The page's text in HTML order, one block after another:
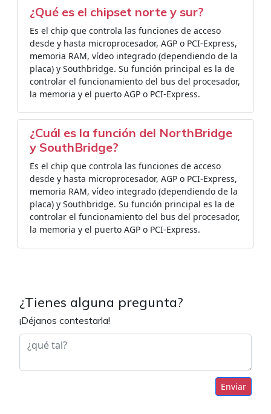
¿Qué es el chipset norte y sur?
Es el chip que controla las funciones de acceso
desde y hasta microprocesador, AGP o PCI-Express,
memoria RAM, vídeo integrado (dependiendo de la
placa) y Southbridge. Su función principal es la de
controlar el funcionamiento del bus del procesador,
la memoria y el puerto AGP o PCI-Express.
¿Cuál es la función del NorthBridge
y SouthBridge?
Es el chip que controla las funciones de acceso
desde y hasta microprocesador, AGP o PCI-Express,
memoria RAM, vídeo integrado (dependiendo de la
placa) y Southbridge. Su función principal es la de
controlar el funcionamiento del bus del procesador,
la memoria y el puerto AGP o PCI-Express.
¿Tienes alguna pregunta?
¡Déjanos contestarla!
Enviar